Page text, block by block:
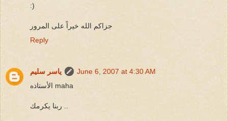
:)
جزاكم الله خيراً على المرور
Reply
ياسر سليم
June 6, 2007 at 4:30 AM
الأستاذه maha
ربنا يكرمك ..